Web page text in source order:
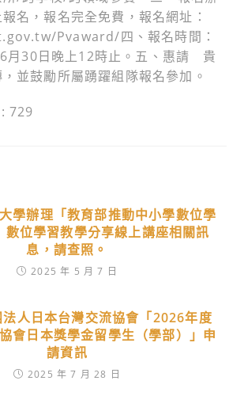
名，報名完全免費，報名網址：
Pvaward/四、報名時間：
月30日晚上12時止。五、惠請 貴
並鼓勵所屬踴躍組隊報名參加。
729
學辦理「教育部推動中小學數位學
數位學習教學分享線上講座相關訊
息，請查照。
2025 年 5 月 7 日
人日本台灣交流協會「2026年度
會日本獎學金留學生（學部）」申
請資訊
2025 年 7 月 28 日